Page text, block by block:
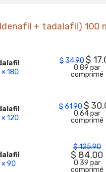
+ tadalafil) 100
180
$34.90$
0.89 par
comprimé
120
$61.90$
0.64 par
comprimé
90
$125.90
$ 84.00
0.39 par
comprimé